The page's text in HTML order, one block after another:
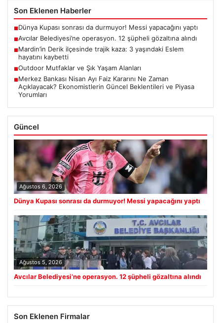
Son Eklenen Haberler
■Dünya Kupası sonrası da durmuyor! Messi yapacağını yaptı
■Avcılar Belediyesi’ne operasyon. 12 şüpheli gözaltına alındı
■Mardin’in Derik ilçesinde trajik kaza: 3 yaşındaki Eslem
hayatını kaybetti
■Outdoor Mutfaklar ve Şık Yaşam Alanları
■Merkez Bankası Nisan Ayı Faiz Kararını Ne Zaman
Açıklayacak? Ekonomistlerin Güncel Beklentileri ve Piyasa
Yorumları
Güncel
Ağustos 6, 2026
Dünya Kupası sonrası da durmuyor! Messi yapacağını yaptı
Ağustos 5, 2026
Avcılar Belediyesi’ne operasyon. 12 şüpheli gözaltına alındı
Son Eklenen Firmalar